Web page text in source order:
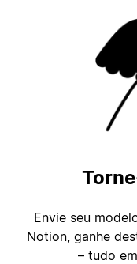
Envie seu
Notion, ganhe
– tudo